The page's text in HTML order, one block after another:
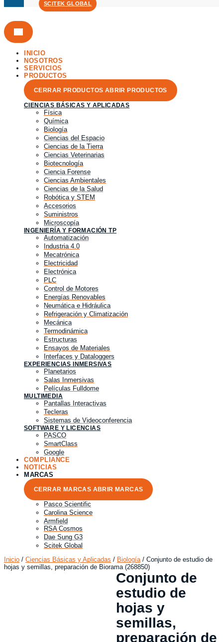
SCITEK GLOBAL
INICIO
NOSOTROS
SERVICIOS
PRODUCTOS
CERRAR PRODUCTOS ABRIR PRODUCTOS
CIENCIAS BÁSICAS Y APLICADAS
Física
Química
Biología
Ciencias del Espacio
Ciencias de la Tierra
Ciencias Veterinarias
Biotecnología
Ciencia Forense
Ciencias Ambientales
Ciencias de la Salud
Robótica y STEM
Accesorios
Suministros
Microscopía
INGENIERÍA Y FORMACIÓN TP
Automatización
Industria 4.0
Mecatrónica
Electricidad
Electrónica
PLC
Control de Motores
Energías Renovables
Neumática e Hidráulica
Refrigeración y Climatización
Mecánica
Termodinámica
Estructuras
Ensayos de Materiales
Interfaces y Dataloggers
EXPERIENCIAS INMERSIVAS
Planetarios
Salas Inmersivas
Películas Fulldome
MULTIMEDIA
Pantallas Interactivas
Tecleras
Sistemas de Videoconferencia
SOFTWARE Y LICENCIAS
PASCO
SmartClass
Google
COMPLIANCE
NOTICIAS
MARCAS
CERRAR MARCAS ABRIR MARCAS
Pasco Scientific
Carolina Science
Armfield
RSA Cosmos
Dae Sung G3
Scitek Global
Inicio / Ciencias Básicas y Aplicadas / Biología/ Conjunto de estudio de
hojas y semillas, preparación de Biorama (268850)
Conjunto de
estudio de
hojas y
semillas,
preparación de